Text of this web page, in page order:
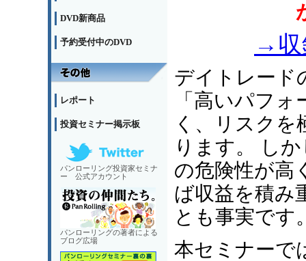
DVD新商品
予約受付中のDVD
レポート
投資セミナー掲示板
パンローリング投資家セミナ
ー 公式アカウント
パンローリングの著者による
ブログ広場
→収
デイトレード
「高いパフ
く、リスク
ります。 し
の危険性が高
ば収益を積み
とも事実です
本セミナーで